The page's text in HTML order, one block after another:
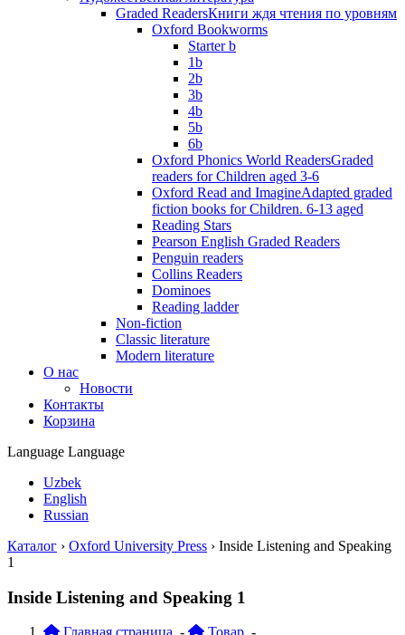
Graded ReadersКниги ждя чтения по уровням
Oxford Bookworms
Starter b
1b
2b
3b
4b
5b
6b
Oxford Phonics World ReadersGraded
readers for Children aged 3-6
Oxford Read and ImagineAdapted graded
fiction books for Children. 6-13 aged
Reading Stars
Pearson English Graded Readers
Penguin readers
Collins Readers
Dominoes
Reading ladder
Non-fiction
Classic literature
Modern literature
О нас
Новости
Контакты
Корзина
Language Language
Uzbek
English
Russian
Каталог › Oxford University Press › Inside Listening and Speaking
1
Inside Listening and Speaking 1